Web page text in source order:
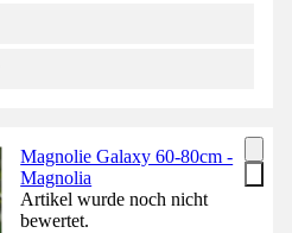
Magnolie Galaxy 60-80cm -
Magnolia
Artikel wurde noch nicht
bewertet.